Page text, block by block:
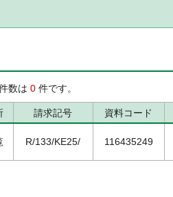
数は 0 件です。
請求記号 資料コード
R/133/KE25/ 116435249